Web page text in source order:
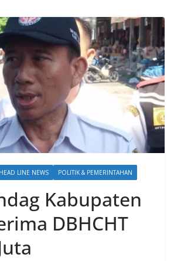
HEAD LINE NEWS POLITIK & PEMERINTAHAN
Kabupaten
DBHCHT